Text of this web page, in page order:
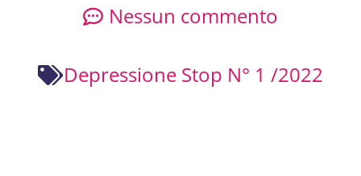
Nessun commento
Depressione Stop N° 1 /2022